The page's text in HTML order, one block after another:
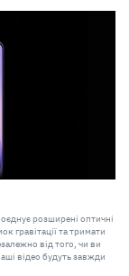
розширені оптичні
гравітації та тримати
від того, чи ви
відео будуть завжди